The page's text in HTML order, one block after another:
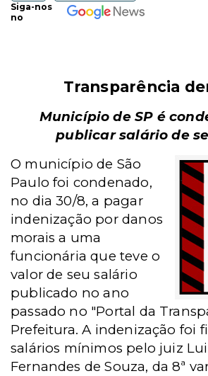
Siga-nos
no
Transparência
Município de SP é
publicar salário de
O município de São
Paulo foi condenado,
no dia 30/8, a pagar
indenização por danos
morais a uma
funcionária que teve o
valor de seu salário
publicado no ano
passado no "Portal da
Prefeitura. A indenização foi
salários mínimos pelo juiz
Fernandes de Souza, da 8ª